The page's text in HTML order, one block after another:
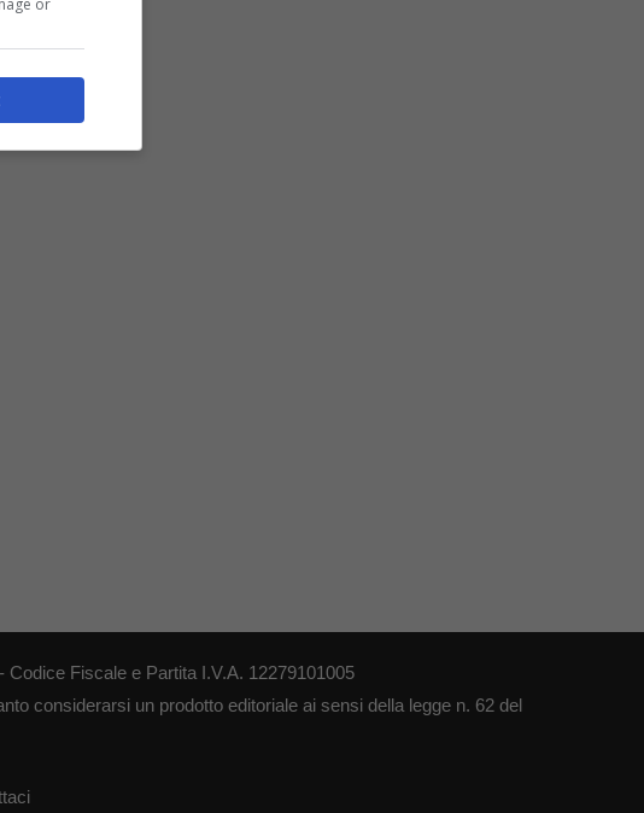
Fiscale e Partita I.V.A. 12279101005
considerarsi un prodotto editoriale ai sensi della legge n. 62 del
or